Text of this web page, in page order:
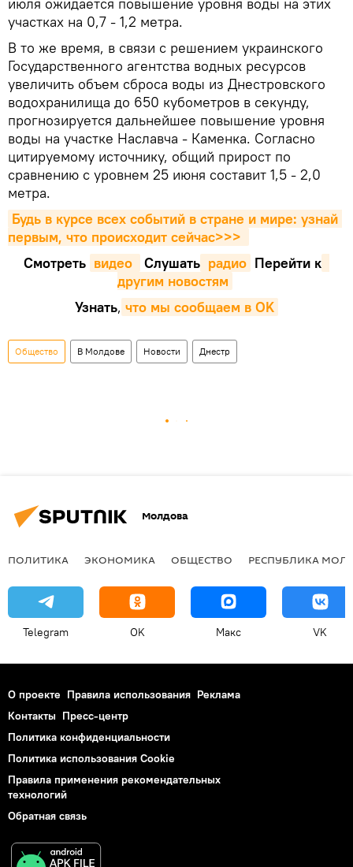
участках на 0,7 - 1,2 метра.
В то же время, в связи с решением украинского
Государственного агентства водных ресурсов
увеличить объем сброса воды из Днестровского
водохранилища до 650 кубометров в секунду,
прогнозируется дальнейшее повышение уровня
воды на участке Наславча - Каменка. Согласно
цитируемому источнику, общий прирост по
сравнению с уровнем 25 июня составит 1,5 - 2,0
метра.
Будь в курсе всех событий в стране и мире: узнай
первым, что происходит сейчаc>>>
Смотреть видео Cлушать радио Перейти к
другим новостям
Узнать, что мы сообщаем в OK
Общество В Молдове Новости Днестр
Молдова
ПОЛИТИКА ЭКОНОМИКА ОБЩЕСТВО РЕСПУБЛИКА
Telegram OK Макс VK
О проекте Правила использования Реклама
Контакты Пресс-центр
Политика конфиденциальности
Политика использования Cookie
Правила применения рекомендательных
технологий
Обратная связь